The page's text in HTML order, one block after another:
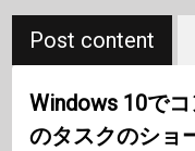
Post content
Windows 10で
のタスクのショ